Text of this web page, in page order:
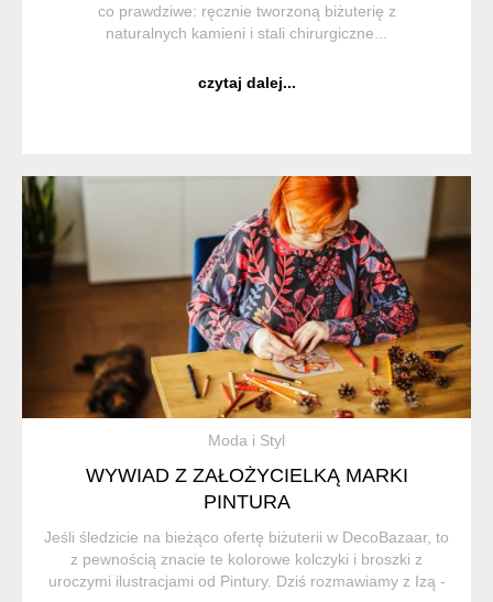
co prawdziwe: ręcznie tworzoną biżuterię z
naturalnych kamieni i stali chirurgiczne...
czytaj dalej...
Moda i Styl
WYWIAD Z ZAŁOŻYCIELKĄ MARKI
PINTURA
Jeśli śledzicie na bieżąco ofertę biżuterii w DecoBazaar, to
z pewnością znacie te kolorowe kolczyki i broszki z
uroczymi ilustracjami od Pintury. Dziś rozmawiamy z Izą -